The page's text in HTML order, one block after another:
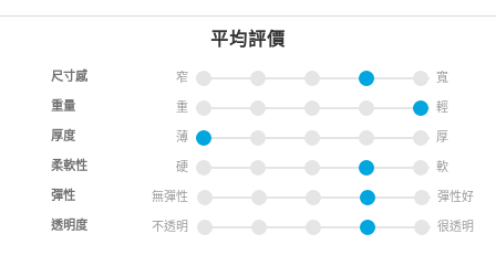
平均評價
尺寸感 窄 寬
重量 重 輕
厚度 薄 厚
柔軟性 硬 軟
彈性 無彈性 彈性好
透明度 不透明 很透明